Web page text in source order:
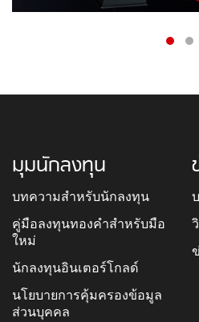
มุมนักลงทุน
บทความสำหรับนักลงทุน
คู่มือลงทุนทองคำสำหรับมือ
ใหม่
นักลงทุนอินเตอร์โกลด์
นโยบายการคุ้มครองข้อมูล
ส่วนบุคคล